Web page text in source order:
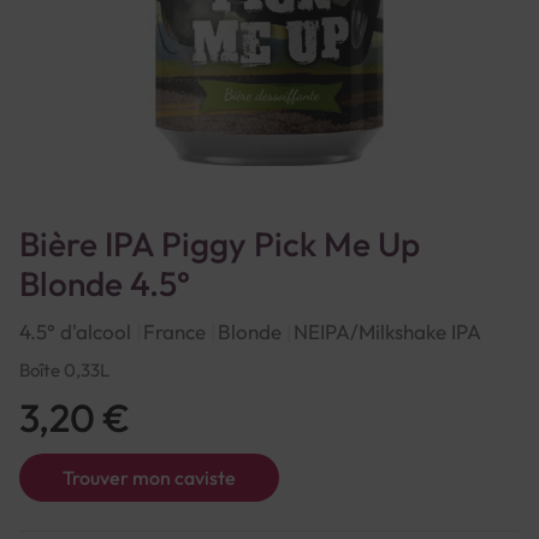
Bière IPA Piggy Pick Me Up
Blonde 4.5°
4.5° d'alcool France Blonde NEIPA/Milkshake IPA
Boîte 0,33L
Trouver mon caviste
3,20 €